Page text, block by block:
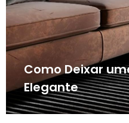
Como Deixar
Elegante